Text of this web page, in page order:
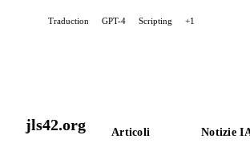
Traduction GPT-4 Scripting +1
jls42.org Articoli Notizie